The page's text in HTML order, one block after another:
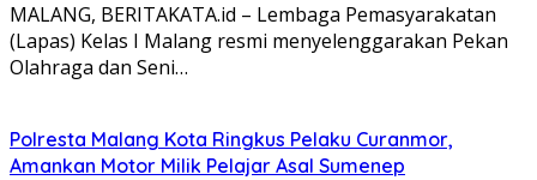
MALANG, BERITAKATA.id – Lembaga Pemasyarakatan
(Lapas) Kelas I Malang resmi menyelenggarakan Pekan
Olahraga dan Seni…
Polresta Malang Kota Ringkus Pelaku Curanmor,
Amankan Motor Milik Pelajar Asal Sumenep